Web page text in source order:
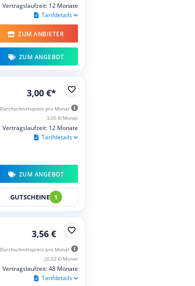
Vertragslaufzeit: 12 Monate
Tarifdetails
ZUM ANBIETER
ZUM ANGEBOT
3,00 €*
Durchschnittspreis pro Monat
3,00 €/Monat
Vertragslaufzeit: 12 Monate
Tarifdetails
ZUM ANGEBOT
GUTSCHEINE 1
3,56 €
Durchschnittspreis pro Monat
20,22 €/Monat
Vertragslaufzeit: 48 Monate
Tarifdetails